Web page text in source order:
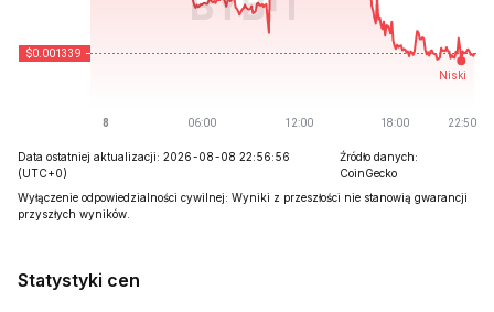
Data ostatniej aktualizacji: 2026-08-08 22:56:56
(UTC+0)
Źródło danych:
CoinGecko
Wyłączenie odpowiedzialności cywilnej: Wyniki z przeszłości nie stanowią gwarancji
przyszłych wyników.
Statystyki cen